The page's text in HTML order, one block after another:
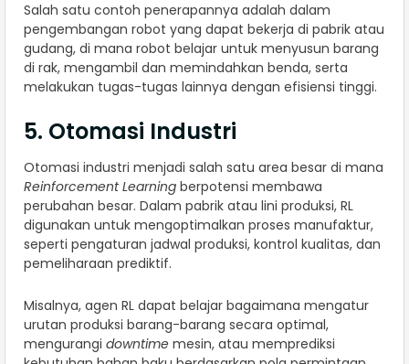
Salah satu contoh penerapannya adalah dalam
pengembangan robot yang dapat bekerja di pabrik atau
gudang, di mana robot belajar untuk menyusun barang
di rak, mengambil dan memindahkan benda, serta
melakukan tugas-tugas lainnya dengan efisiensi tinggi.
5. Otomasi Industri
Otomasi industri menjadi salah satu area besar di mana
Reinforcement Learning berpotensi membawa
perubahan besar. Dalam pabrik atau lini produksi, RL
digunakan untuk mengoptimalkan proses manufaktur,
seperti pengaturan jadwal produksi, kontrol kualitas, dan
pemeliharaan prediktif.
Misalnya, agen RL dapat belajar bagaimana mengatur
urutan produksi barang-barang secara optimal,
mengurangi downtime mesin, atau memprediksi